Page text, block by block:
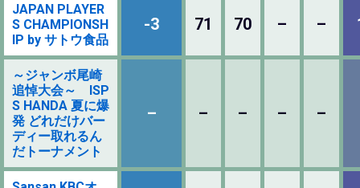
JAPAN PLAYER
S CHAMPIONSH
IP by サトウ食品
-3 71 70 – –
～ジャンボ尾崎
追悼大会～ ISP
S HANDA 夏に爆
発 どれだけバー
ディー取れるん
だトーナメント
– – – – –